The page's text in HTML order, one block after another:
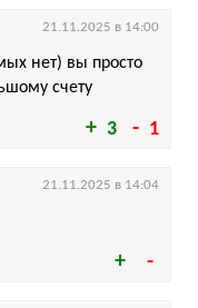
3 1
нет) вы просто
счету
21.11.2025 в 14:00
21.11.2025 в 14:04